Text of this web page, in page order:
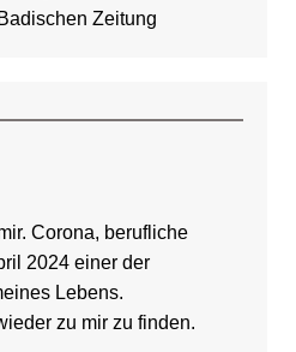
Zeitung
Corona, berufliche
2024 einer der
Lebens.
zu mir zu finden.